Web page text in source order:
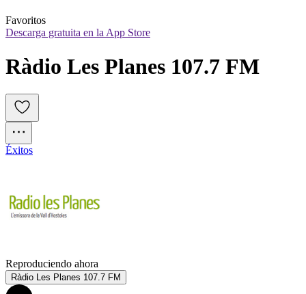
Favoritos
Descarga gratuita en la App Store
Ràdio Les Planes 107.7 FM
Éxitos
Reproduciendo ahora
Ràdio Les Planes 107.7 FM